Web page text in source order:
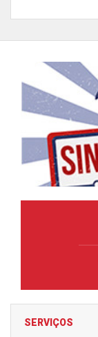
SERVIÇOS